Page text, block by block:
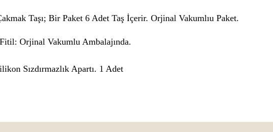
Taşı; Bir Paket 6 Adet Taş İçerir. Orjinal Vakumlıu Paket.
Orjinal Vakumlu Ambalajında.
Sızdırmazlık Apartı. 1 Adet